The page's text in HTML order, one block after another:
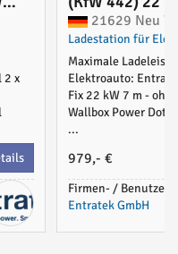
2 x
EnWG konform
21629 Neu
Ladestation für
Maximale
Elektroauto:
Fix 22 kW 7 m -
Wallbox Power Dot
...
979,- €
Firmen- /
Entratek GmbH